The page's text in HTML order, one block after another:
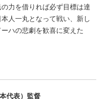
力を借りれば必ず目標は達
人一丸となって戦い、新し
ハの悲劇を歓喜に変えた
代表）監督